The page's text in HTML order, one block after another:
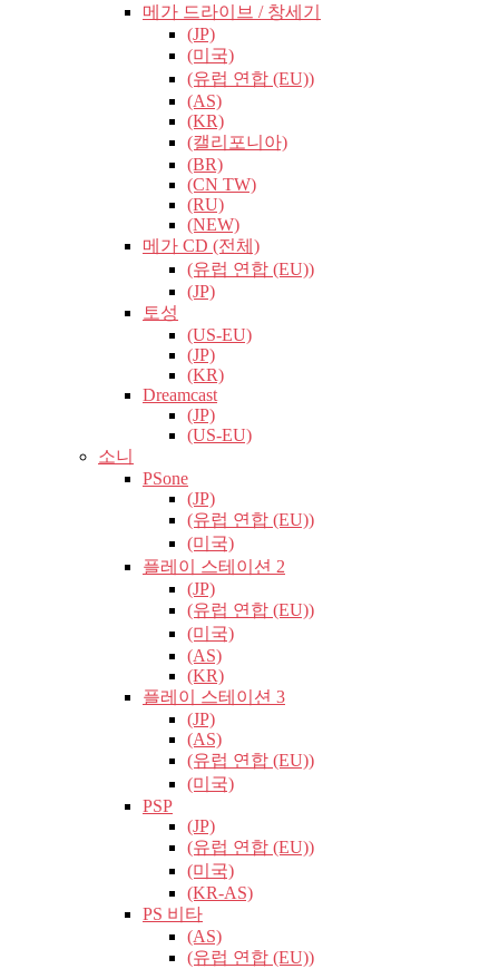
메가 드라이브 / 창세기
(JP)
(미국)
(유럽​​ 연합 (EU))
(AS)
(KR)
(캘리포니아)
(BR)
(CN TW)
(RU)
(NEW)
메가 CD (전체)
(유럽​​ 연합 (EU))
(JP)
토성
(US-EU)
(JP)
(KR)
Dreamcast
(JP)
(US-EU)
소니
PSone
(JP)
(유럽​​ 연합 (EU))
(미국)
플레이 스테이션 2
(JP)
(유럽​​ 연합 (EU))
(미국)
(AS)
(KR)
플레이 스테이션 3
(JP)
(AS)
(유럽​​ 연합 (EU))
(미국)
PSP
(JP)
(유럽​​ 연합 (EU))
(미국)
(KR-AS)
PS 비타
(AS)
(유럽​​ 연합 (EU))